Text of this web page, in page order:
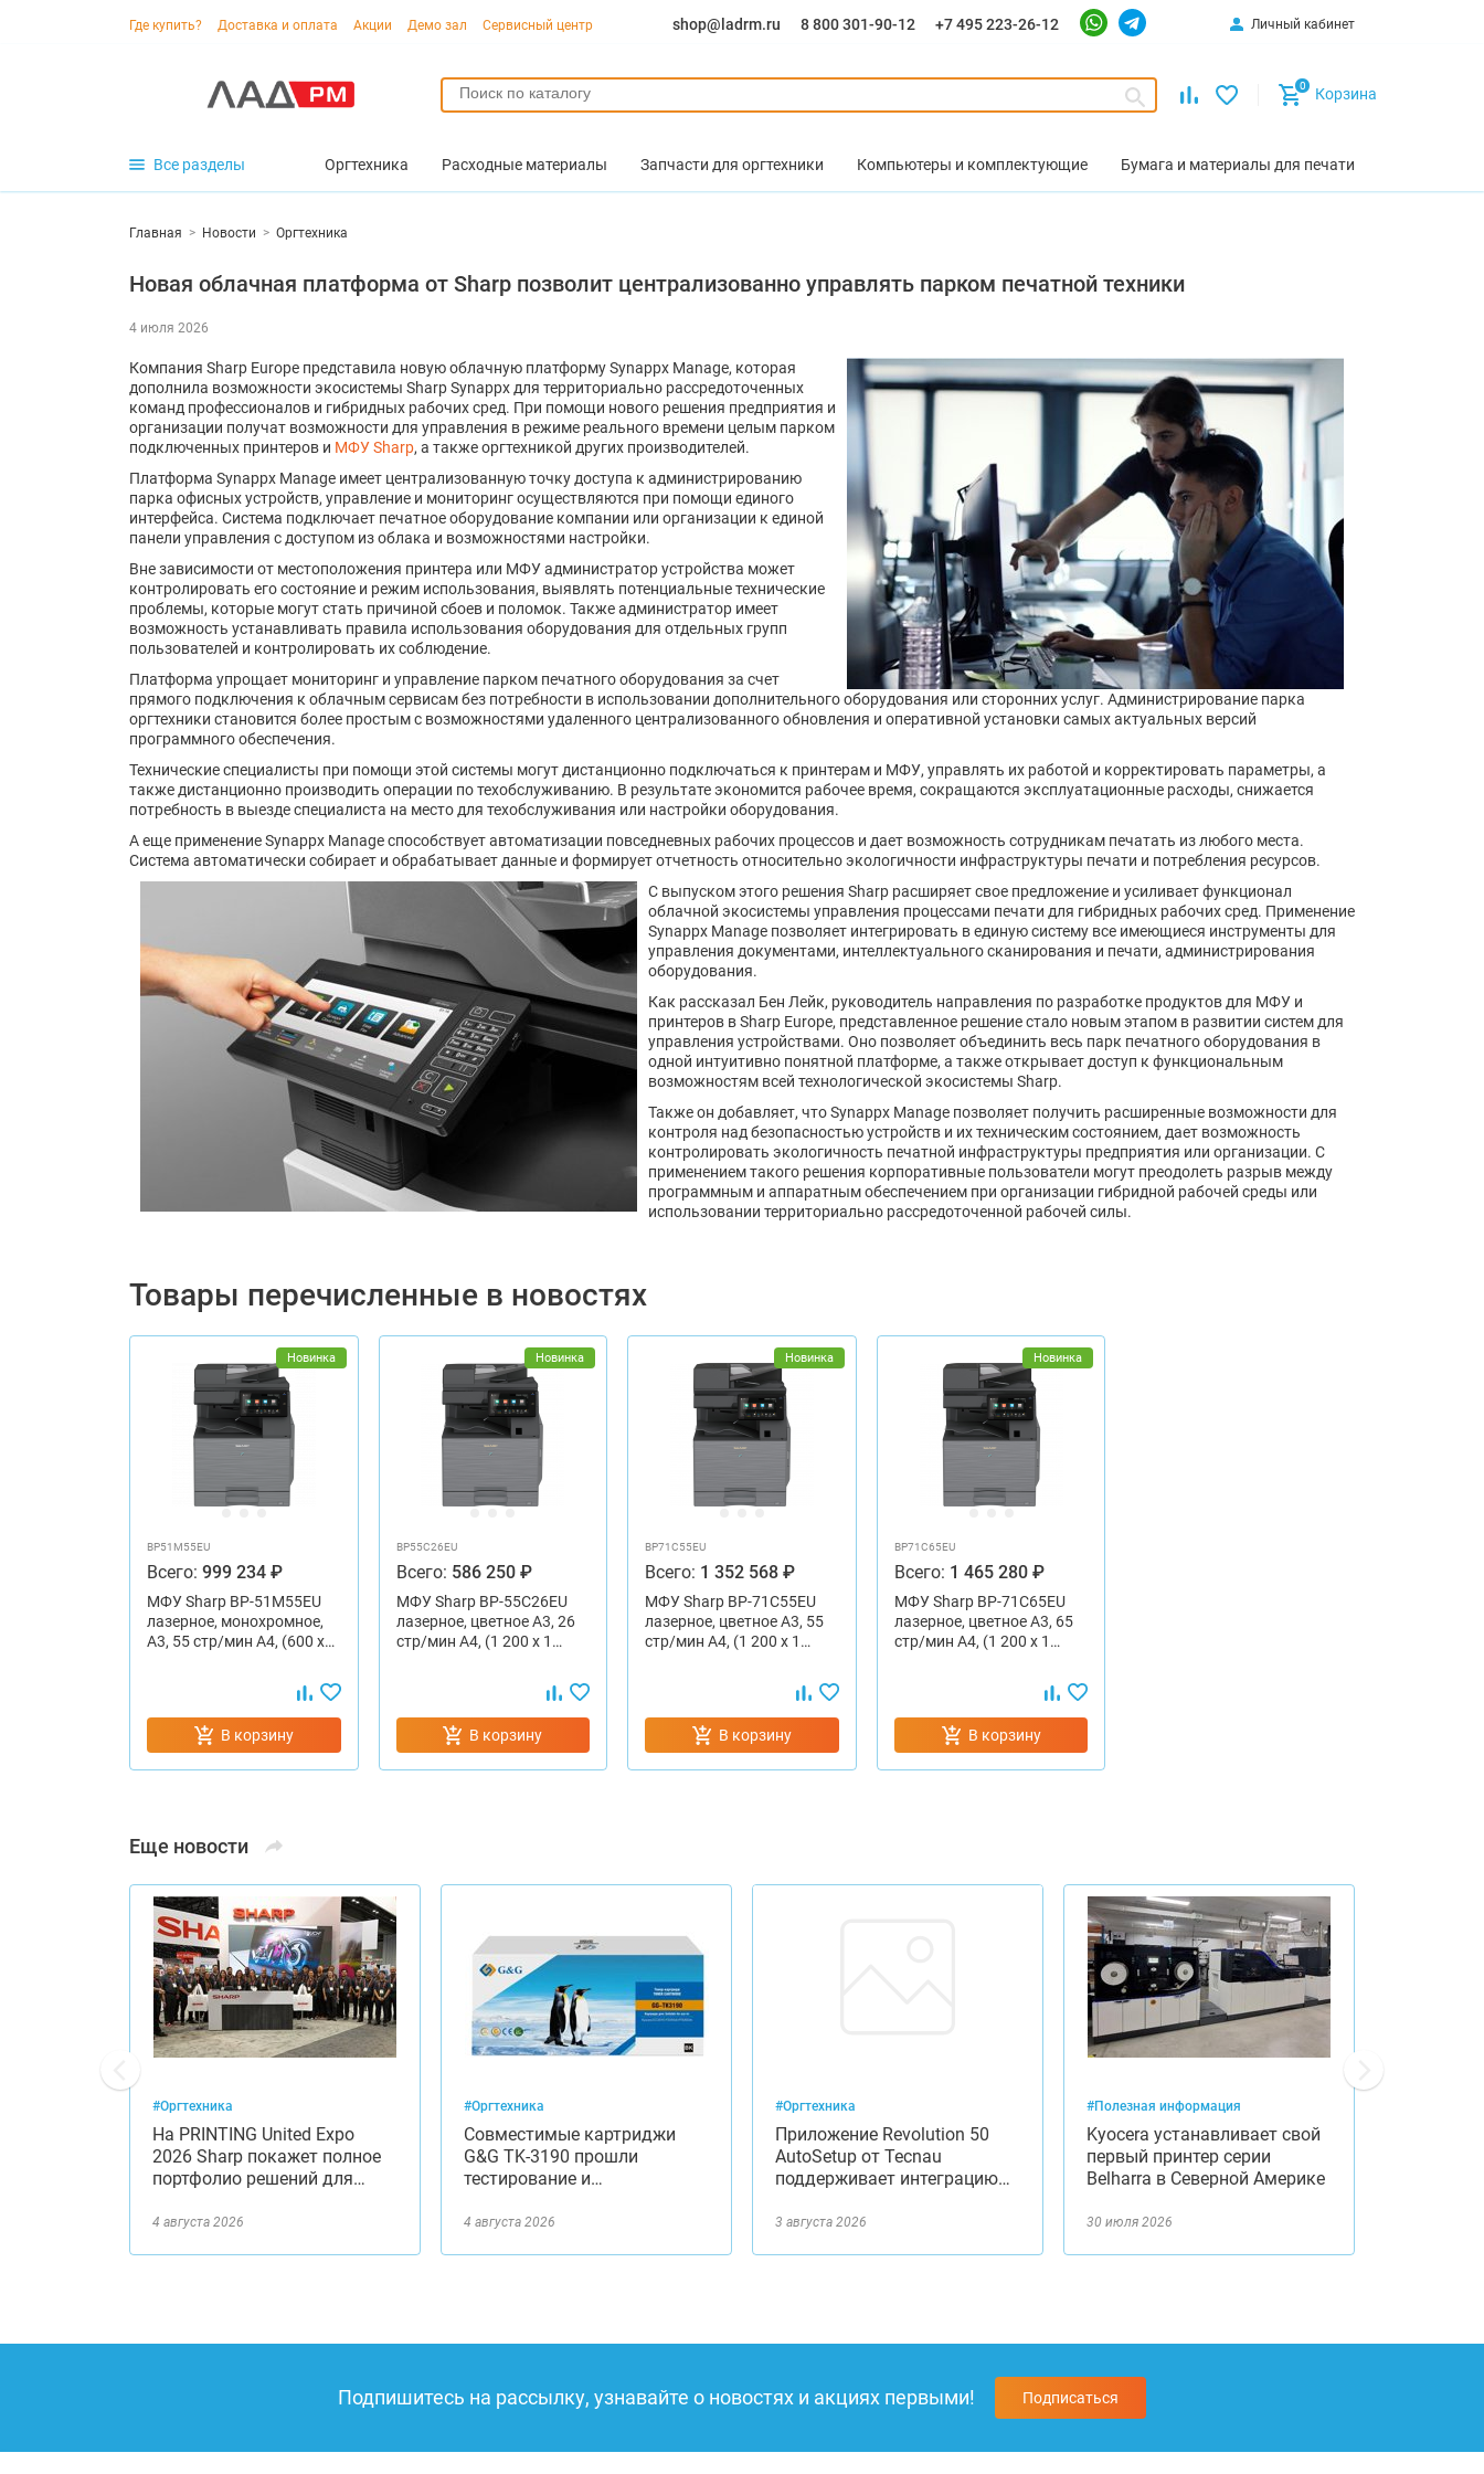
Где купить? Доставка и оплата Акции Демо зал Сервисный центр shop@ladrm.ru 8 800 301-90-12 +7 495 223-26-12 Личный кабинет
0 Корзина
Все разделы Оргтехника Расходные материалы Запчасти для оргтехники Компьютеры и комплектующие Бумага и материалы для печати
Главная > Новости > Оргтехника
Новая облачная платформа от Sharp позволит централизованно управлять парком печатной техники
4 июля 2026
Компания Sharp Europe представила новую облачную платформу Synappx Manage, которая
дополнила возможности экосистемы Sharp Synappx для территориально рассредоточенных
команд профессионалов и гибридных рабочих сред. При помощи нового решения предприятия и
организации получат возможности для управления в режиме реального времени целым парком
подключенных принтеров и МФУ Sharp, а также оргтехникой других производителей.
Платформа Synappx Manage имеет централизованную точку доступа к администрированию
парка офисных устройств, управление и мониторинг осуществляются при помощи единого
интерфейса. Система подключает печатное оборудование компании или организации к единой
панели управления с доступом из облака и возможностями настройки.
Вне зависимости от местоположения принтера или МФУ администратор устройства может
контролировать его состояние и режим использования, выявлять потенциальные технические
проблемы, которые могут стать причиной сбоев и поломок. Также администратор имеет
возможность устанавливать правила использования оборудования для отдельных групп
пользователей и контролировать их соблюдение.
Платформа упрощает мониторинг и управление парком печатного оборудования за счет
прямого подключения к облачным сервисам без потребности в использовании дополнительного оборудования или сторонних услуг. Администрирование парка
оргтехники становится более простым с возможностями удаленного централизованного обновления и оперативной установки самых актуальных версий
программного обеспечения.
Технические специалисты при помощи этой системы могут дистанционно подключаться к принтерам и МФУ, управлять их работой и корректировать параметры, а
также дистанционно производить операции по техобслуживанию. В результате экономится рабочее время, сокращаются эксплуатационные расходы, снижается
потребность в выезде специалиста на место для техобслуживания или настройки оборудования.
А еще применение Synappx Manage способствует автоматизации повседневных рабочих процессов и дает возможность сотрудникам печатать из любого места.
Система автоматически собирает и обрабатывает данные и формирует отчетность относительно экологичности инфраструктуры печати и потребления ресурсов.
С выпуском этого решения Sharp расширяет свое предложение и усиливает функционал
облачной экосистемы управления процессами печати для гибридных рабочих сред. Применение
Synappx Manage позволяет интегрировать в единую систему все имеющиеся инструменты для
управления документами, интеллектуального сканирования и печати, администрирования
оборудования.
Как рассказал Бен Лейк, руководитель направления по разработке продуктов для МФУ и
принтеров в Sharp Europe, представленное решение стало новым этапом в развитии систем для
управления устройствами. Оно позволяет объединить весь парк печатного оборудования в
одной интуитивно понятной платформе, а также открывает доступ к функциональным
возможностям всей технологической экосистемы Sharp.
Также он добавляет, что Synappx Manage позволяет получить расширенные возможности для
контроля над безопасностью устройств и их техническим состоянием, дает возможность
контролировать экологичность печатной инфраструктуры предприятия или организации. С
применением такого решения корпоративные пользователи могут преодолеть разрыв между
программным и аппаратным обеспечением при организации гибридной рабочей среды или
использовании территориально рассредоточенной рабочей силы.
Товары перечисленные в новостях
Новинка
BP51M55EU
Всего: 999 234 ₽
МФУ Sharp BP-51M55EU
лазерное, монохромное,
А3, 55 стр/мин A4, (600 x…
В корзину
Новинка
BP55C26EU
Всего: 586 250 ₽
МФУ Sharp BP-55C26EU
лазерное, цветное А3, 26
стр/мин A4, (1 200 х 1…
В корзину
Новинка
BP71C55EU
Всего: 1 352 568 ₽
МФУ Sharp BP-71C55EU
лазерное, цветное А3, 55
стр/мин A4, (1 200 х 1…
В корзину
Новинка
BP71C65EU
Всего: 1 465 280 ₽
МФУ Sharp BP-71C65EU
лазерное, цветное А3, 65
стр/мин A4, (1 200 х 1…
В корзину
Еще новости
На PRINTING United Expo
2026 Sharp покажет полное
портфолио решений для…
4 августа 2026
#Оргтехника
Совместимые картриджи
G&G TK-3190 прошли
тестирование и…
4 августа 2026
#Оргтехника
Приложение Revolution 50
AutoSetup от Tecnau
поддерживает интеграцию…
3 августа 2026
#Оргтехника
Kyocera устанавливает свой
первый принтер серии
Belharra в Северной Америке
30 июля 2026
#Полезная информация
Подпишитесь на рассылку, узнавайте о новостях и акциях первыми! Подписаться